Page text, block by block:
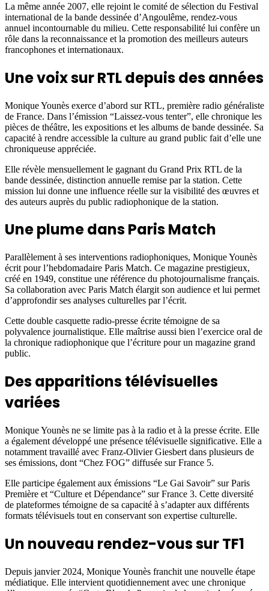
La même année 2007, elle rejoint le comité de sélection du Festival
international de la bande dessinée d’Angoulême, rendez-vous
annuel incontournable du milieu. Cette responsabilité lui confère un
rôle dans la reconnaissance et la promotion des meilleurs auteurs
francophones et internationaux.
Une voix sur RTL depuis des années
Monique Younès exerce d’abord sur RTL, première radio généraliste
de France. Dans l’émission “Laissez-vous tenter”, elle chronique les
pièces de théâtre, les expositions et les albums de bande dessinée. Sa
capacité à rendre accessible la culture au grand public fait d’elle une
chroniqueuse appréciée.
Elle révèle mensuellement le gagnant du Grand Prix RTL de la
bande dessinée, distinction annuelle remise par la station. Cette
mission lui donne une influence réelle sur la visibilité des œuvres et
des auteurs auprès du public radiophonique de la station.
Une plume dans Paris Match
Parallèlement à ses interventions radiophoniques, Monique Younès
écrit pour l’hebdomadaire Paris Match. Ce magazine prestigieux,
créé en 1949, constitue une référence du photojournalisme français.
Sa collaboration avec Paris Match élargit son audience et lui permet
d’approfondir ses analyses culturelles par l’écrit.
Cette double casquette radio-presse écrite témoigne de sa
polyvalence journalistique. Elle maîtrise aussi bien l’exercice oral de
la chronique radiophonique que l’écriture pour un magazine grand
public.
Des apparitions télévisuelles
variées
Monique Younès ne se limite pas à la radio et à la presse écrite. Elle
a également développé une présence télévisuelle significative. Elle a
notamment travaillé avec Franz-Olivier Giesbert dans plusieurs de
ses émissions, dont “Chez FOG” diffusée sur France 5.
Elle participe également aux émissions “Le Gai Savoir” sur Paris
Première et “Culture et Dépendance” sur France 3. Cette diversité
de plateformes témoigne de sa capacité à s’adapter aux différents
formats télévisuels tout en conservant son expertise culturelle.
Un nouveau rendez-vous sur TF1
Depuis janvier 2024, Monique Younès franchit une nouvelle étape
médiatique. Elle intervient quotidiennement avec une chronique